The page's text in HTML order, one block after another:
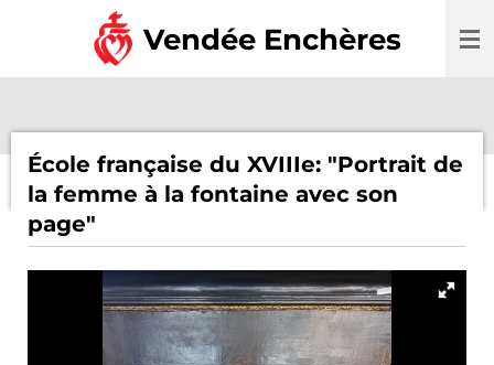
Vendée Enchères
École française du XVIIIe: "Portrait de
la femme à la fontaine avec son
page"